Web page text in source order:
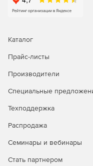
самозагружаемой
Пакет Премиум Меню
Предлагает доступ к
темы, подходящие для
видеоматериалы о
Каталог
Прайс-листы
Производители
Специальные
Техподдержка
Распродажа
Семинары и вебинары
Стать партнером